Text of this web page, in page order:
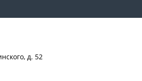
д. 52